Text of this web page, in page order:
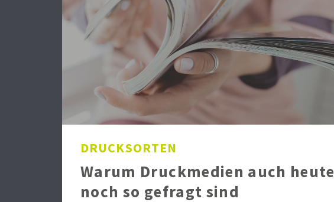
DRUCKSORTEN
Warum Druckmedien auch heute
noch so gefragt sind